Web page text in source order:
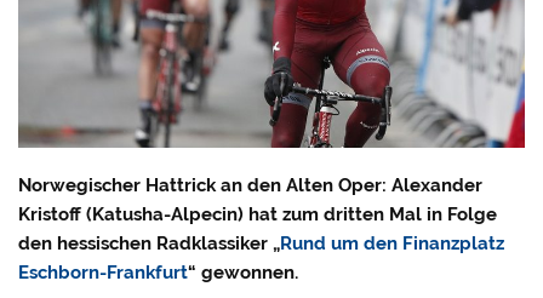
Norwegischer Hattrick an den Alten Oper: Alexander
Kristoff (Katusha-Alpecin) hat zum dritten Mal in Folge
den hessischen Radklassiker „Rund um den Finanzplatz
Eschborn-Frankfurt“ gewonnen.